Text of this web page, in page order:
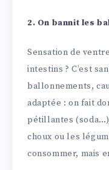
2. On bannit les
Sensation de
intestins ? C’est
ballonnements,
adaptée : on fait
pétillantes
choux ou les
consommer, mais